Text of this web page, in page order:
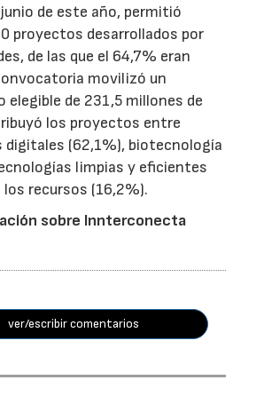
de este año, permitió
proyectos desarrollados por
de las que el 64,7% eran
movilizó un
elegible de 231,5 millones de
los proyectos entre
digitales (62,1%), biotecnología
limpias y eficientes
los recursos (16,2%).
sobre Innterconecta
ver/escribir comentarios